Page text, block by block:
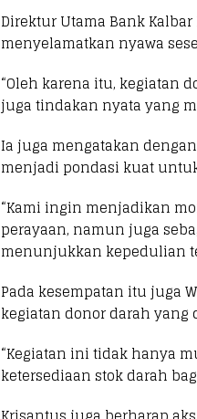
Direktur Utama Bank
menyelamatkan nyawa
“Oleh karena itu, kegiatan
juga tindakan nyata yang
Ia juga mengatakan
menjadi pondasi kuat
“Kami ingin menjadikan
perayaan, namun juga
menunjukkan kepedulian
Pada kesempatan itu juga
kegiatan donor darah yang
“Kegiatan ini tidak hanya
ketersediaan stok darah